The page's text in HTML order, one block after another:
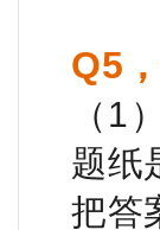
Q5
（1
题纸
把答